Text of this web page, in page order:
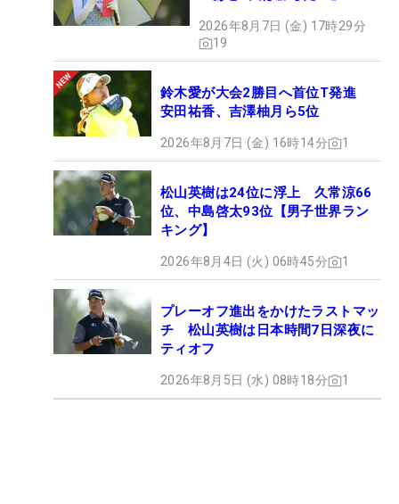
2026年8月7日 (金) 17時29分
19
鈴木愛が大会2勝目へ首位T発進
安田祐香、吉澤柚月ら5位
2026年8月7日 (金) 16時14分 1
松山英樹は24位に浮上 久常涼66
位、中島啓太93位【男子世界ラン
キング】
2026年8月4日 (火) 06時45分 1
プレーオフ進出をかけたラストマッ
チ 松山英樹は日本時間7日深夜に
ティオフ
2026年8月5日 (水) 08時18分 1